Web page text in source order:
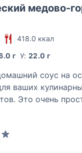
медово-
418.0 ккал
г У:22.0 г
соус на
ваших
Это очень